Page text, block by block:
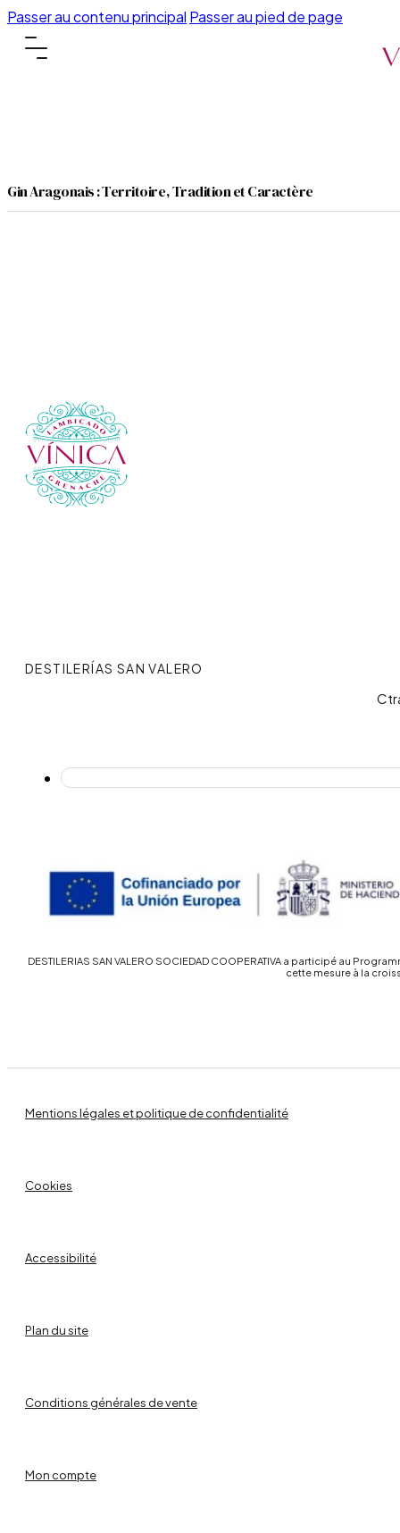
Passer au contenu principal Passer au pied de page
Événements
Cocktails
Contact
Gin Aragonais : Territoire, Tradition et Caractère
DESTILERÍAS SAN VALERO
DESTILERIAS SAN VALERO SOCIEDAD COOPERATIVA a participé au
cette mesure à la
Mentions légales et politique de confidentialité
Cookies
Accessibilité
Plan du site
Conditions générales de vente
Mon compte